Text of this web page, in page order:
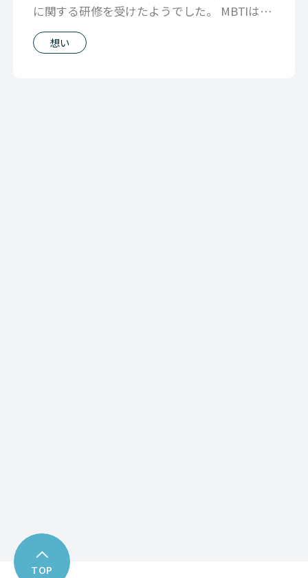
に関する研修を受けたようでした。 MBTIは子
供達のなかでも流行っているよ
想い
TOP